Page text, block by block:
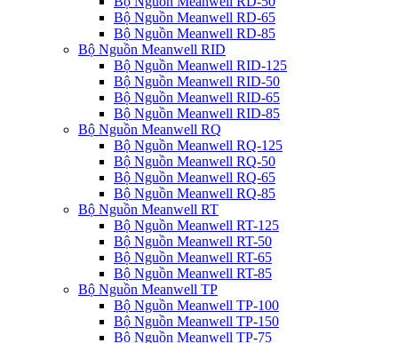
Bộ Nguồn Meanwell RD-65
Bộ Nguồn Meanwell RD-85
Bộ Nguồn Meanwell RID
Bộ Nguồn Meanwell RID-125
Bộ Nguồn Meanwell RID-50
Bộ Nguồn Meanwell RID-65
Bộ Nguồn Meanwell RID-85
Bộ Nguồn Meanwell RQ
Bộ Nguồn Meanwell RQ-125
Bộ Nguồn Meanwell RQ-50
Bộ Nguồn Meanwell RQ-65
Bộ Nguồn Meanwell RQ-85
Bộ Nguồn Meanwell RT
Bộ Nguồn Meanwell RT-125
Bộ Nguồn Meanwell RT-50
Bộ Nguồn Meanwell RT-65
Bộ Nguồn Meanwell RT-85
Bộ Nguồn Meanwell TP
Bộ Nguồn Meanwell TP-100
Bộ Nguồn Meanwell TP-150
Bộ Nguồn Meanwell TP-75